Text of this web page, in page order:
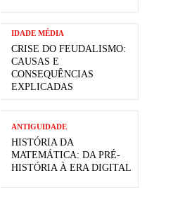
IDADE MÉDIA
CRISE DO FEUDALISMO:
CAUSAS E
CONSEQUÊNCIAS
EXPLICADAS
ANTIGUIDADE
HISTÓRIA DA
MATEMÁTICA: DA PRÉ-
HISTÓRIA À ERA DIGITAL